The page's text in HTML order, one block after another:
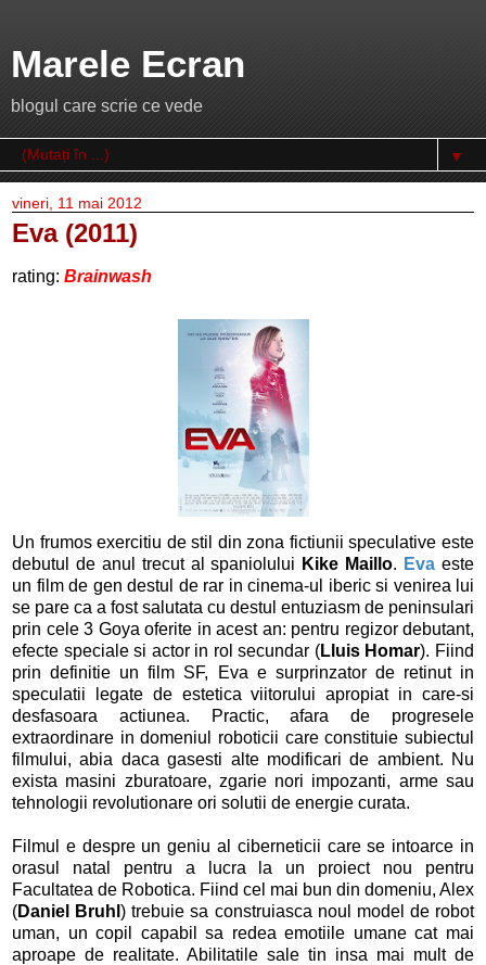
Marele Ecran
blogul care scrie ce vede
▼
vineri, 11 mai 2012
Eva (2011)
rating: Brainwash
Un frumos exercitiu de stil din zona fictiunii speculative este
debutul de anul trecut al spaniolului Kike Maillo. Eva este
un film de gen destul de rar in cinema-ul iberic si venirea lui
se pare ca a fost salutata cu destul entuziasm de peninsulari
prin cele 3 Goya oferite in acest an: pentru regizor debutant,
efecte speciale si actor in rol secundar (Lluis Homar). Fiind
prin definitie un film SF, Eva e surprinzator de retinut in
speculatii legate de estetica viitorului apropiat in care-si
desfasoara actiunea. Practic, afara de progresele
extraordinare in domeniul roboticii care constituie subiectul
filmului, abia daca gasesti alte modificari de ambient. Nu
exista masini zburatoare, zgarie nori impozanti, arme sau
tehnologii revolutionare ori solutii de energie curata.
Filmul e despre un geniu al ciberneticii care se intoarce in
orasul natal pentru a lucra la un proiect nou pentru
Facultatea de Robotica. Fiind cel mai bun din domeniu, Alex
(Daniel Bruhl) trebuie sa construiasca noul model de robot
uman, un copil capabil sa redea emotiile umane cat mai
aproape de realitate. Abilitatile sale tin insa mai mult de